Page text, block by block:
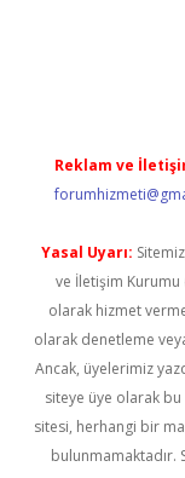
Reklam ve
Yasal Uyarı:
ve İletişim Kurumu
olarak hizmet
olarak denetleme
Ancak, üyelerimiz
siteye üye olarak
sitesi, herhangi bir
bulunmamaktadır.